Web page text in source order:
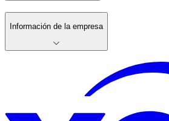
Información de la empresa